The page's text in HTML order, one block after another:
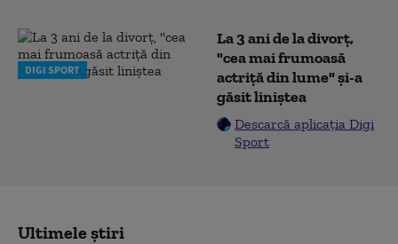
DIGI SPORT
La 3 ani de la divorț,
"cea mai frumoasă
actriță din lume" și-a
găsit liniștea
Descarcă aplicația Digi
Sport
Ultimele știri